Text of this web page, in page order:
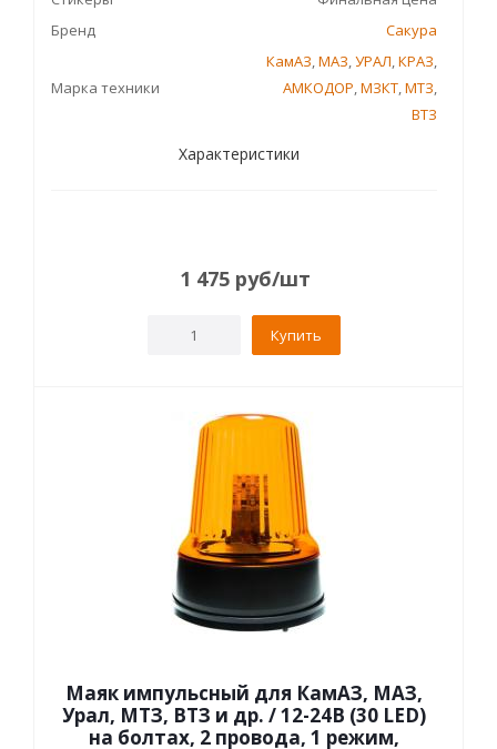
Бренд
Сакура
Марка техники
КамАЗ,МАЗ,УРАЛ,КРАЗ,
АМКОДОР,МЗКТ,МТЗ,
ВТЗ
Характеристики
1 475руб/шт
Купить
Маяк импульсный для КамАЗ, МАЗ,
Урал, МТЗ, ВТЗ и др. / 12-24В (30 LED)
на болтах, 2 провода, 1 режим,